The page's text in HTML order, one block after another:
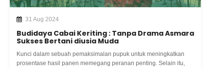
31 Aug 2024
Budidaya Cabai Keriting : Tanpa Drama Asmara
Sukses Bertani diusia Muda
Kunci dalam sebuah pemaksimalan pupuk untuk meningkatkan
prosentase hasil panen memegang peranan penting. Selain itu,